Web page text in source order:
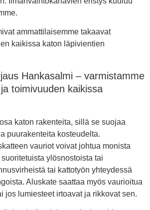
ammattilaisemme takaavat
kaikissa katon läpivientien
Hankasalmi – varmistamme
toimivuuden kaikissa
katon rakenteita, sillä se suojaa
puurakenteita kosteudelta.
vauriot voivat johtua monista
ylösnostoista tai
tai kattotyön yhteydessä
Aluskate saattaa myös vaurioitua
jos lumiesteet irtoavat ja rikkovat sen.